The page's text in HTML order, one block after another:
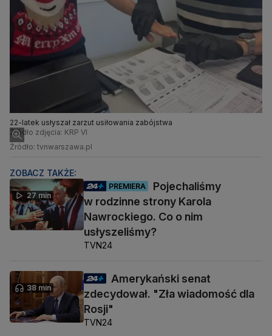
22-latek usłyszał zarzut usiłowania zabójstwa
Źródło zdjęcia: KRP VI
Źródło: tvnwarszawa.pl
ZOBACZ TAKŻE:
27 min
PREMIERA
Pojechaliśmy
w rodzinne strony Karola
Nawrockiego. Co o nim
usłyszeliśmy?
TVN24
38 min
Amerykański senat
zdecydował. "Zła wiadomość dla
Rosji"
TVN24